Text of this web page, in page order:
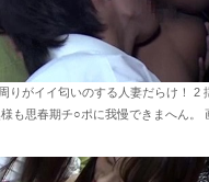
りがイイ匂いのする人妻だらけ！ 2
も思春期チ○ポに我慢できまへん。